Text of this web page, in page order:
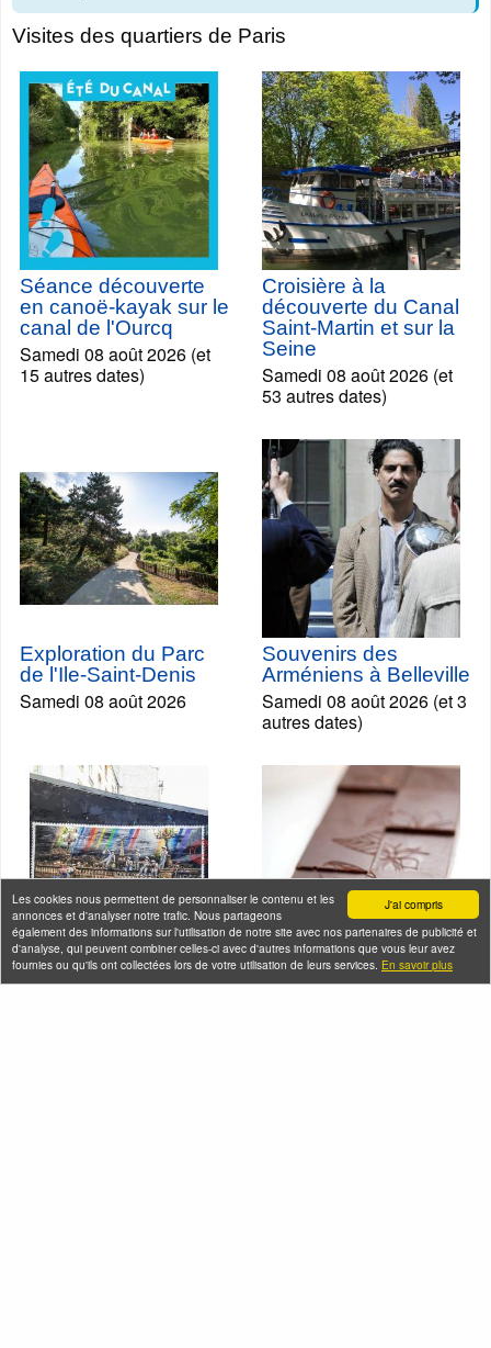
J'ai compris
Les cookies nous permettent de personnaliser le contenu et les
annonces et d'analyser notre trafic. Nous partageons
également des informations sur l'utilisation de notre site avec nos partenaires de publicité et
d'analyse, qui peuvent combiner celles-ci avec d'autres informations que vous leur avez
fournies ou qu'ils ont collectées lors de votre utilisation de leurs services. En savoir plus
Visites des quartiers de Paris
Séance découverte
en canoë-kayak sur le
canal de l'Ourcq
Samedi 08 août 2026 (et
15 autres dates)
Croisière à la
découverte du Canal
Saint-Martin et sur la
Seine
Samedi 08 août 2026 (et
53 autres dates)
Exploration du Parc
de l'Ile-Saint-Denis
Samedi 08 août 2026
Souvenirs des
Arméniens à Belleville
Samedi 08 août 2026 (et 3
autres dates)
Le quartier du Marais
Atelier fabrication de